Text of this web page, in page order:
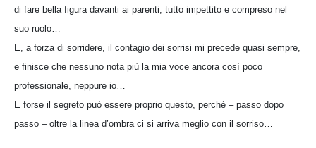
di fare bella figura davanti ai parenti, tutto impettito e compreso nel
suo ruolo…
E, a forza di sorridere, il contagio dei sorrisi mi precede quasi sempre,
e finisce che nessuno nota più la mia voce ancora così poco
professionale, neppure io…
E forse il segreto può essere proprio questo, perché – passo dopo
passo – oltre la linea d’ombra ci si arriva meglio con il sorriso…